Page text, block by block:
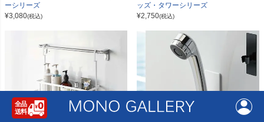
ーシリーズ
¥3,080(税込)
ッズ・タワーシリーズ
¥2,750(税込)